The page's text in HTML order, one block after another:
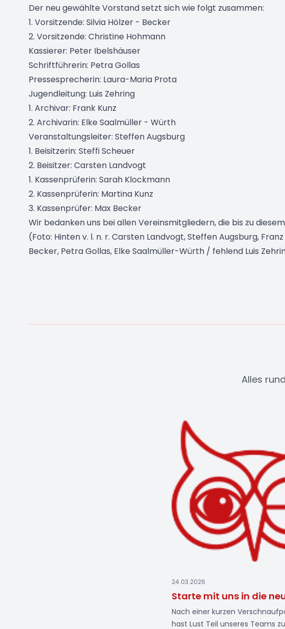
Der neu gewählte Vorstand setzt sich wie folgt zusammen:
1. Vorsitzende: Silvia Hölzer - Becker
2. Vorsitzende: Christine Hohmann
Kassierer: Peter Ibelshäuser
Schriftführerin: Petra Gollas
Pressesprecherin: Laura-Maria Prota
Jugendleitung: Luis Zehring
1. Archivar: Frank Kunz
2. Archivarin: Elke Saalmüller - Würth
Veranstaltungsleiter: Steffen Augsburg
1. Beisitzerin: Steffi Scheuer
2. Beisitzer: Carsten Landvogt
1. Kassenprüferin: Sarah Klockmann
2. Kassenprüferin: Martina Kunz
3. Kassenprüfer: Max Becker
Wir bedanken uns bei allen Vereinsmitgliedern, die bis zu
(Foto: Hinten v. l. n. r. Carsten Landvogt, Steffen Augsburg,
Becker, Petra Gollas, Elke Saalmüller-Würth / fehlend Luis
Alles
24.03.2026
Starte mit uns in die
Nach einer kurzen
hast Lust Teil unseres Teams